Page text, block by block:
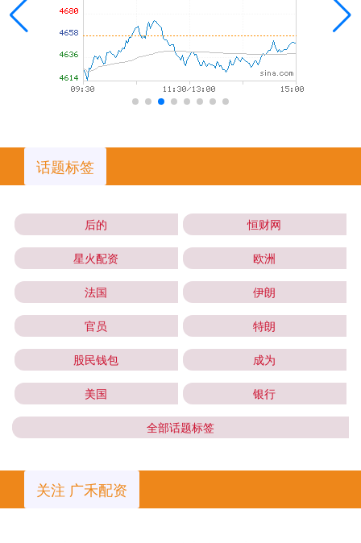
话题标签
后的 恒财网
星火配资 欧洲
法国 伊朗
官员 特朗
股民钱包 成为
美国 银行
全部话题标签
关注 广禾配资